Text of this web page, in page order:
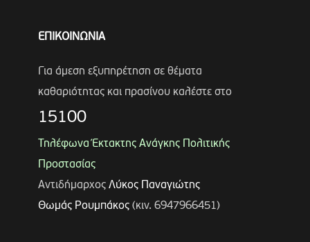
ΕΠΙΚΟΙΝΩΝΙΑ
Για άμεση εξυπηρέτηση σε θέματα
καθαριότητας και πρασίνου καλέστε στο
15100
Τηλέφωνα Έκτακτης Ανάγκης Πολιτικής
Προστασίας
Αντιδήμαρχος Λύκος Παναγιώτης
Θωμάς Ρουμπάκος(κιν. 6947966451)